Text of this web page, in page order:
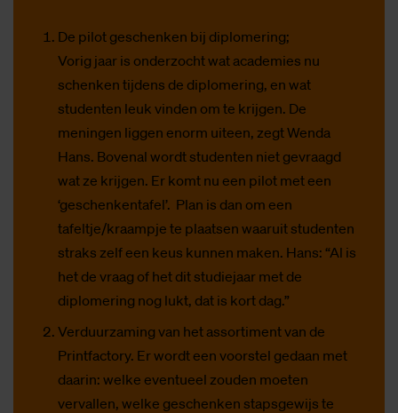
De pilot geschenken bij diplomering;
Vorig jaar is onderzocht wat academies nu
schenken tijdens de diplomering, en wat
studenten leuk vinden om te krijgen. De
meningen liggen enorm uiteen, zegt Wenda
Hans. Bovenal wordt studenten niet gevraagd
wat ze krijgen. Er komt nu een pilot met een
‘geschenkentafel’. Plan is dan om een
tafeltje/kraampje te plaatsen waaruit studenten
straks zelf een keus kunnen maken. Hans: “Al is
het de vraag of het dit studiejaar met de
diplomering nog lukt, dat is kort dag.”
Verduurzaming van het assortiment van de
Printfactory. Er wordt een voorstel gedaan met
daarin: welke eventueel zouden moeten
vervallen, welke geschenken stapsgewijs te